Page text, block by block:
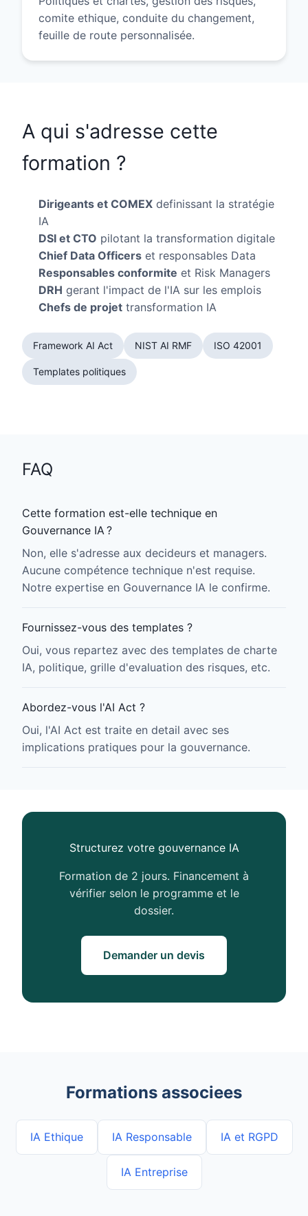
comite ethique, conduite du changement,
feuille de route personnalisée.
A qui s'adresse cette
formation ?
Dirigeants et COMEX definissant la stratégie
IA
DSI et CTO pilotant la transformation digitale
Chief Data Officers et responsables Data
Responsables conformite et Risk Managers
DRH gerant l'impact de l'IA sur les emplois
Chefs de projet transformation IA
Framework AI Act NIST AI RMF ISO 42001
Templates politiques
FAQ
Cette formation est-elle technique en
Gouvernance IA ?
Non, elle s'adresse aux decideurs et managers.
Aucune compétence technique n'est requise.
Notre expertise en Gouvernance IA le confirme.
Fournissez-vous des templates ?
Oui, vous repartez avec des templates de charte
IA, politique, grille d'evaluation des risques, etc.
Abordez-vous l'AI Act ?
Oui, l'AI Act est traite en detail avec ses
implications pratiques pour la gouvernance.
Structurez votre gouvernance IA
Formation de 2 jours. Financement à
vérifier selon le programme et le
dossier.
Demander un devis
Formations associees
IA Ethique IA Responsable IA et RGPD
IA Entreprise